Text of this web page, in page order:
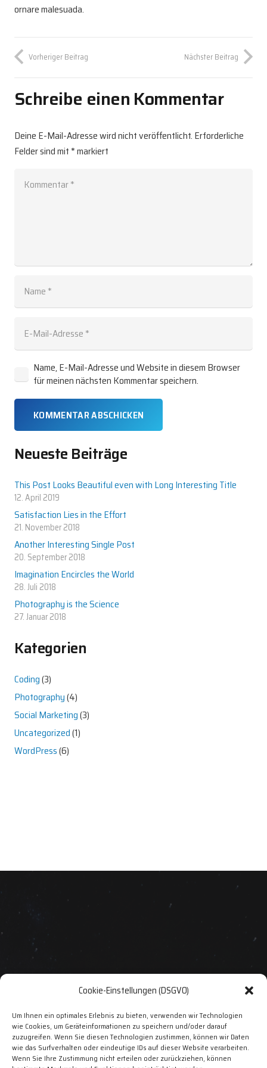
Cookie-Einstellungen (DSGVO)
Um Ihnen ein optimales Erlebnis zu bieten, verwenden wir Technologien
wie Cookies, um Geräteinformationen zu speichern und/oder darauf
zuzugreifen. Wenn Sie diesen Technologien zustimmen, können wir Daten
wie das Surfverhalten oder eindeutige IDs auf dieser Website verarbeiten.
Wenn Sie Ihre Zustimmung nicht erteilen oder zurückziehen, können
ornare malesuada.
Vorheriger Beitrag Nächster Beitrag
Schreibe einen Kommentar
Deine E-Mail-Adresse wird nicht veröffentlicht. Erforderliche
Felder sind mit*markiert
Name, E-Mail-Adresse und Website in diesem Browser
für meinen nächsten Kommentar speichern.
KOMMENTAR ABSCHICKEN
Neueste Beiträge
This Post Looks Beautiful even with Long Interesting Title
12. April 2019
Satisfaction Lies in the Effort
21. November 2018
Another Interesting Single Post
20. September 2018
Imagination Encircles the World
28. Juli 2018
Photography is the Science
27. Januar 2018
Kategorien
Coding(3)
Photography(4)
Social Marketing(3)
Uncategorized(1)
WordPress(6)
Servicehotline
Sie erreichen unseren Vertrieb und Kundenservice Montag bis
Freitag von 9 – 18 Uhr und Samstag von 9 – 14 Uhr unter